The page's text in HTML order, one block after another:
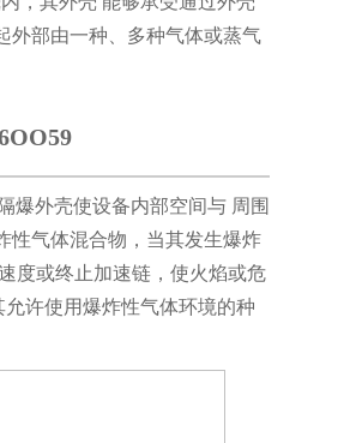
外部由一种、多种气体或蒸气
爆外壳使设备内部空间与 周围
性气体混合物，当其发生爆炸
度或终止加速链，使火焰或危
允许使用爆炸性气体环境的种